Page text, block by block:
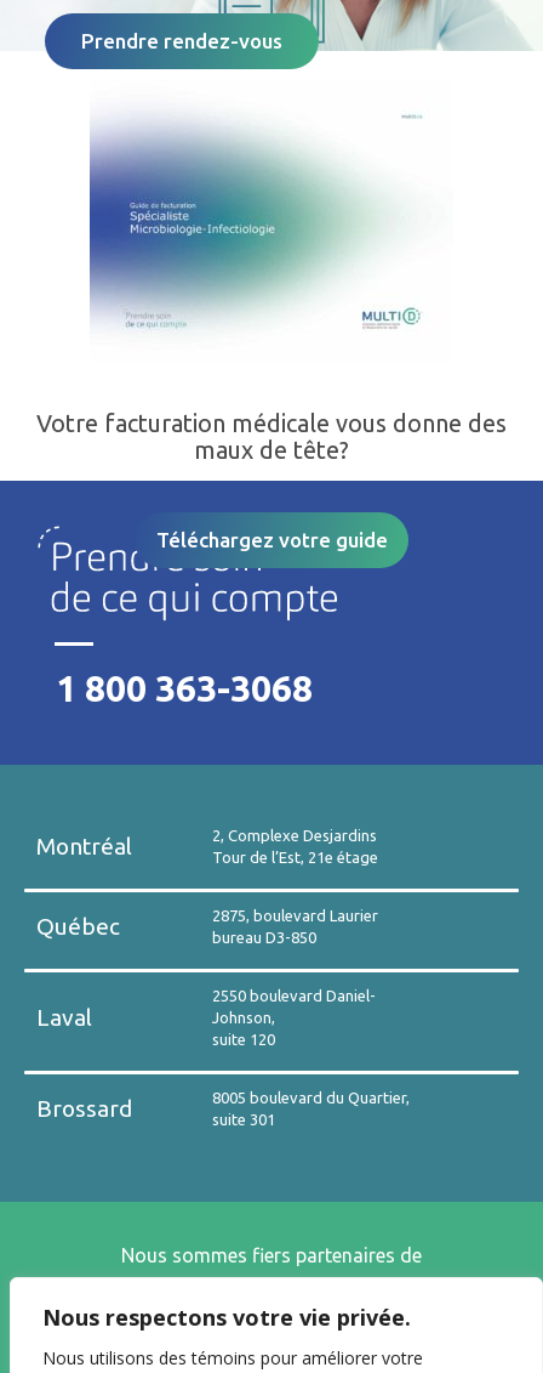
Nous respectons votre vie privée.
Nous utilisons des témoins pour améliorer votre
Prendre rendez-vous
Votre facturation médicale vous donne des
maux de tête?
Téléchargez votre guide
1 800 363-3068
Montréal
2, Complexe Desjardins
Tour de l’Est, 21e étage
Québec
2875, boulevard Laurier
bureau D3-850
Laval
2550 boulevard Daniel-
Johnson,
suite 120
Brossard
8005 boulevard du Quartier,
suite 301
Nous sommes fiers partenaires de